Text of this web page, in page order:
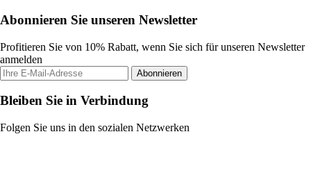
Abonnieren Sie unseren Newsletter
Profitieren Sie von 10% Rabatt, wenn Sie sich für unseren Newsletter
anmelden
Abonnieren
Bleiben Sie in Verbindung
Folgen Sie uns in den sozialen Netzwerken